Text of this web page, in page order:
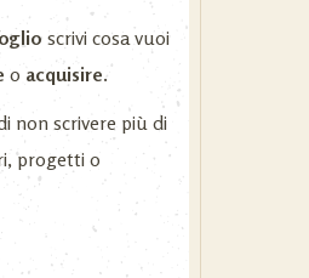
scrivi cosa vuoi
o acquisire.
non scrivere più di
progetti o